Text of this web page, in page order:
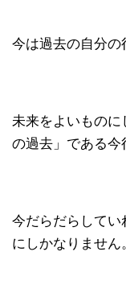
今は過去の自分の
未来をよいもの
の過去」である今
今だらだらして
にしかなりません